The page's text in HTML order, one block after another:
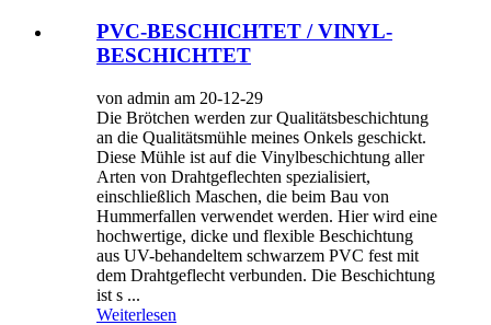
PVC-BESCHICHTET / VINYL-
BESCHICHTET
von admin am 20-12-29
Die Brötchen werden zur Qualitätsbeschichtung
an die Qualitätsmühle meines Onkels geschickt.
Diese Mühle ist auf die Vinylbeschichtung aller
Arten von Drahtgeflechten spezialisiert,
einschließlich Maschen, die beim Bau von
Hummerfallen verwendet werden. Hier wird eine
hochwertige, dicke und flexible Beschichtung
aus UV-behandeltem schwarzem PVC fest mit
dem Drahtgeflecht verbunden. Die Beschichtung
ist s ...
Weiterlesen